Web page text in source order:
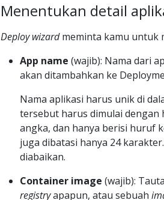
Menentukan detail
Deploy wizardmeminta kamu untuk
App name (wajib): Nama dari
akan ditambahkan ke
Nama aplikasi harus unik di
tersebut harus dimulai
angka, dan hanya berisi huruf
juga dibatasi hanya 24
diabaikan.
Container image (wajib):
registryapapun, atau sebuah